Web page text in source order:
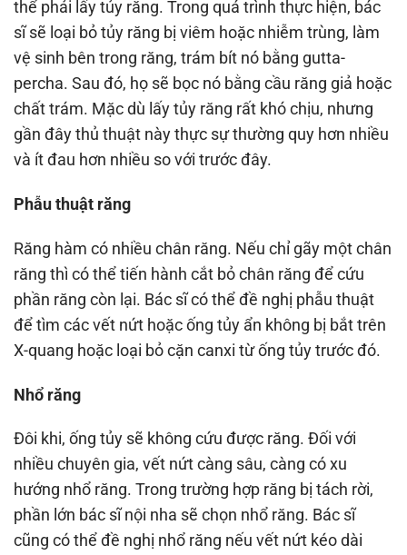
thể phải lấy tủy răng. Trong quá trình thực hiện, bác
sĩ sẽ loại bỏ tủy răng bị viêm hoặc nhiễm trùng, làm
vệ sinh bên trong răng, trám bít nó bằng gutta-
percha. Sau đó, họ sẽ bọc nó bằng cầu răng giả hoặc
chất trám. Mặc dù lấy tủy răng rất khó chịu, nhưng
gần đây thủ thuật này thực sự thường quy hơn nhiều
và ít đau hơn nhiều so với trước đây.
Phẫu thuật răng
Răng hàm có nhiều chân răng. Nếu chỉ gãy một chân
răng thì có thể tiến hành cắt bỏ chân răng để cứu
phần răng còn lại. Bác sĩ có thể đề nghị phẫu thuật
để tìm các vết nứt hoặc ống tủy ẩn không bị bắt trên
X-quang hoặc loại bỏ cặn canxi từ ống tủy trước đó.
Nhổ răng
Đôi khi, ống tủy sẽ không cứu được răng. Đối với
nhiều chuyên gia, vết nứt càng sâu, càng có xu
hướng nhổ răng. Trong trường hợp răng bị tách rời,
phần lớn bác sĩ nội nha sẽ chọn nhổ răng. Bác sĩ
cũng có thể đề nghị nhổ răng nếu vết nứt kéo dài